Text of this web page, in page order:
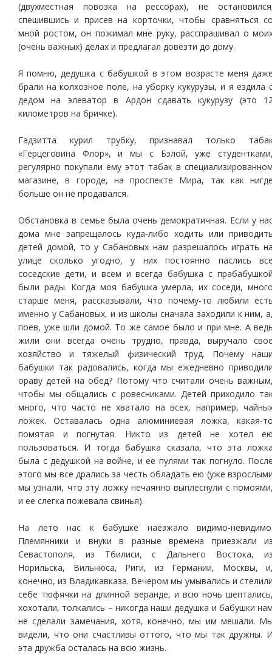
(двухместная повозка на рессорах), не
спешившись и присев на корточки, чтобы сравняться
мной ростом, он пожимал мне руку, расспрашивал о
(очень важных) делах и предлагал довезти до дому.
Я помню, дедушка с бабушкой в этом возрасте меня
брали на колхозное поле, на уборку кукурузы, и я ездила
дедом на элеватор в Ардон сдавать кукурузу (это
километров на бричке).
Гадзитта курил трубку, признавал только
«Герцеговина Флор», и мы с Бэлой, уже
регулярно покупали ему этот табак в
магазине, в городе, на проспекте Мира, так как
больше он не продавался.
Обстановка в семье была очень демократичная. Если у
дома мне запрещалось куда-либо ходить или
детей домой, то у Сабановых нам разрешалось играть
улице сколько угодно, у них постоянно паслись
соседские дети, и всем и всегда бабушка с
были рады. Когда моя бабушка умерла, их соседи,
старше меня, рассказывали, что почему-то любили
именно у Сабановых, и из школы сначала заходили к ним,
поев, уже шли домой. То же самое было и при мне. А
жили они всегда очень трудно, правда, выручало
хозяйство и тяжелый физический труд. Почему
бабушки так радовались, когда мы ежедневно
ораву детей на обед? Потому что считали очень
чтобы мы общались с ровесниками. Детей приходило
много, что часто не хватало на всех, например,
ложек. Оставалась одна алюминиевая ложка, какая-
помятая и погнутая. Никто из детей не хотел
пользоваться. И тогда бабушка сказала, что эта
была с дедушкой на войне, и ее пулями так погнуло.
этого мы все дрались за честь обладать ею (уже
мы узнали, что эту ложку нечаянно выплеснули с
и ее слегка пожевала свинья).
На лето нас к бабушке наезжало видимо-
Племянники и внуки в разные времена приезжали
Севастополя, из Тбилиси, с Дальнего Востока,
Норильска, Вильнюса, Риги, из Германии, Москвы,
конечно, из Владикавказа. Вечером мы умывались и
себе тюфячки на длинной веранде, и всю ночь
хохотали, толкались – никогда наши дедушка и бабушки
не сделали замечания, хотя, конечно, мы им мешали.
видели, что они счастливы оттого, что мы так дружны.
эта дружба осталась на всю жизнь.